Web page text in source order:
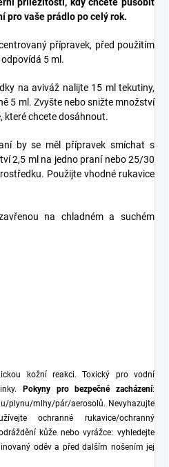
pro vaše prádlo po celý rok.
přípravek, před použitím
5 ml.
na aviváž nalijte 15 ml tekutiny,
5 ml. Zvyšte nebo snižte množství
které chcete dosáhnout.
by se měl přípravek smíchat s
2,5 ml na jedno praní nebo 25/30
Použijte vhodné rukavice
na chladném a suchém
kožní reakci. Toxický pro vodní
Pokyny pro bezpečné zacházení:
plynu/mlhy/pár/aerosolů. Nevyhazujte
ochranné rukavice/ochranný
kůže nebo vyrážce: vyhledejte
oděv a před dalším nošením jej